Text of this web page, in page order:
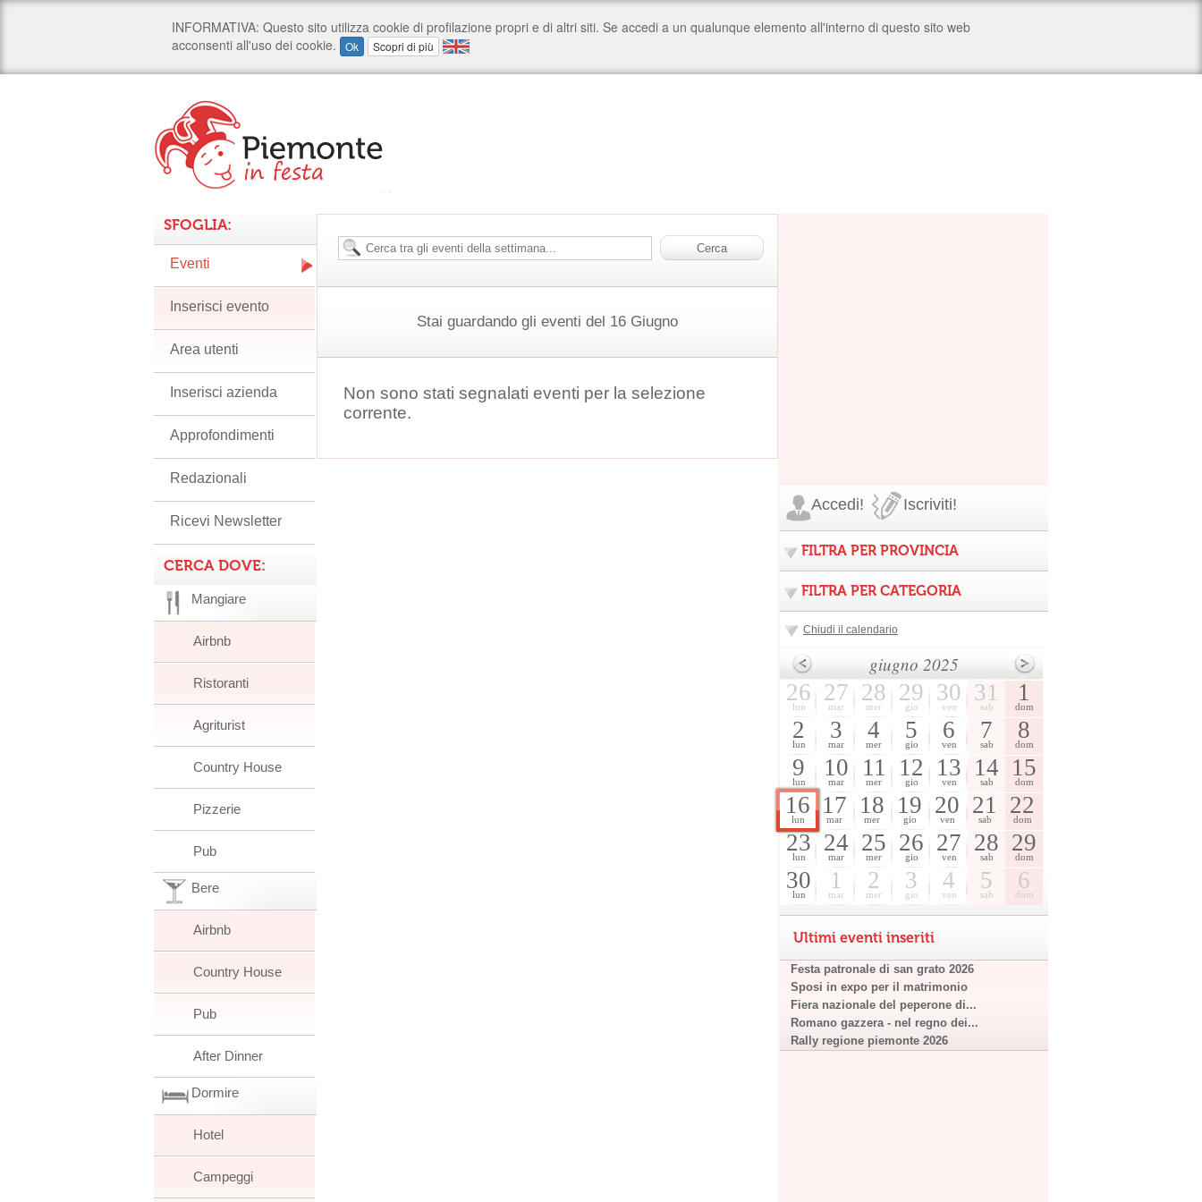
Stai guardando gli eventi del 16 Giugno
Non sono stati segnalati eventi per la selezione
corrente.
SFOGLIA:
Eventi
Inserisci evento
Area utenti
Inserisci azienda
Approfondimenti
Redazionali
Ricevi Newsletter
CERCA DOVE:
Mangiare
Airbnb
Ristoranti
Agriturist
Country House
Pizzerie
Pub
Bere
Airbnb
Country House
Pub
After Dinner
Dormire
Hotel
Campeggi
Accedi! Iscriviti!
FILTRA PER PROVINCIA
FILTRA PER CATEGORIA
Chiudi il calendario
giugno 2025
26
lun
27
mar
28
mer
29
gio
30
ven
31
sab
1
dom
2
lun
3
mar
4
mer
5
gio
6
ven
7
sab
8
dom
9
lun
10
mar
11
mer
12
gio
13
ven
14
sab
15
dom
16
lun
17
mar
18
mer
19
gio
20
ven
21
sab
22
dom
23
lun
24
mar
25
mer
26
gio
27
ven
28
sab
29
dom
30
lun
1
mar
2
mer
3
gio
4
ven
5
sab
6
dom
Ultimi eventi inseriti
Festa patronale di san grato 2026
Sposi in expo per il matrimonio
Fiera nazionale del peperone di...
Romano gazzera - nel regno dei...
Rally regione piemonte 2026